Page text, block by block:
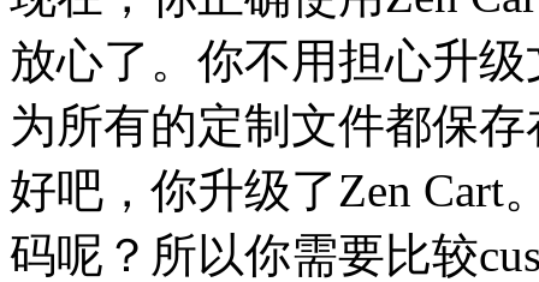
放心了。你不用担心升
为所有的定制文件都保
好吧，你升级了Zen Cart
码呢？所以你需要比较